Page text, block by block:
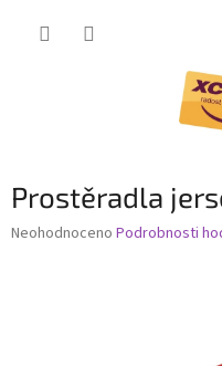
Prostěradla
Průměrné
Neohodnoceno Podrobnosti